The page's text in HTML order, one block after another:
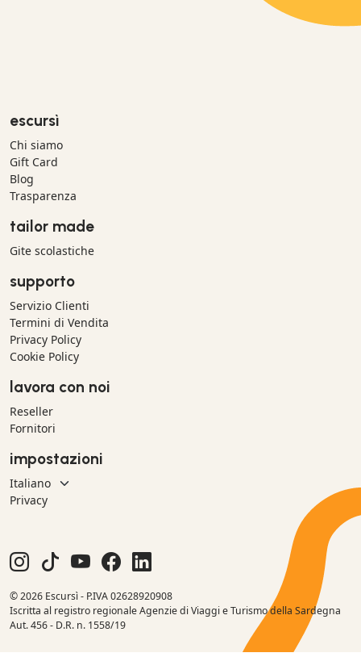
escursì
Chi siamo
Gift Card
Blog
Trasparenza
tailor made
Gite scolastiche
supporto
Servizio Clienti
Termini di Vendita
Privacy Policy
Cookie Policy
lavora con noi
Reseller
Fornitori
impostazioni
Privacy
© 2026 Escursì - P.IVA 02628920908
Iscritta al registro regionale Agenzie di Viaggi e Turismo della Sardegna
Aut. 456 - D.R. n. 1558/19